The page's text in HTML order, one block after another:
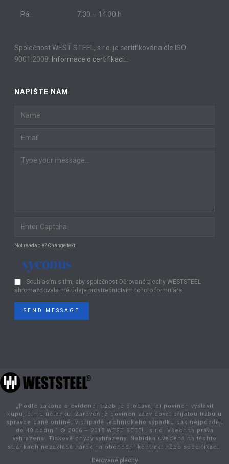
Pá: 7.30 – 14.30 h
Společnost WEST STEEL, s.r.o. je certifikována dle ISO
9001:2008.
Informace o certifikaci…
NAPIŠTE NÁM
Not readable? Change text.
Souhlasím s tím, aby společnost Děrované plechy WESTSTEEL
shromažďovala mé údaje prostřednictvím tohoto formuláře.
SEND MESSAGE
„Podle zákona o evidenci tržeb je prodávající povinen vystavit
kupujícímu účtenku. Zároveň je povinen zaevidovat přijatou tržbu u
správce daně online; v případě technického výpadku pak nejpozději
do 48 hodin.“ © 2006 – 2018 WEST STEEL, s.r.o. Všechna práva
vyhrazena. Tiskové chyby vyhrazeny. Nabídka uvedená na těchto
stránkách nezakládá nárok na obchodní kontrakt nebo specifikaci.
Děrované plechy